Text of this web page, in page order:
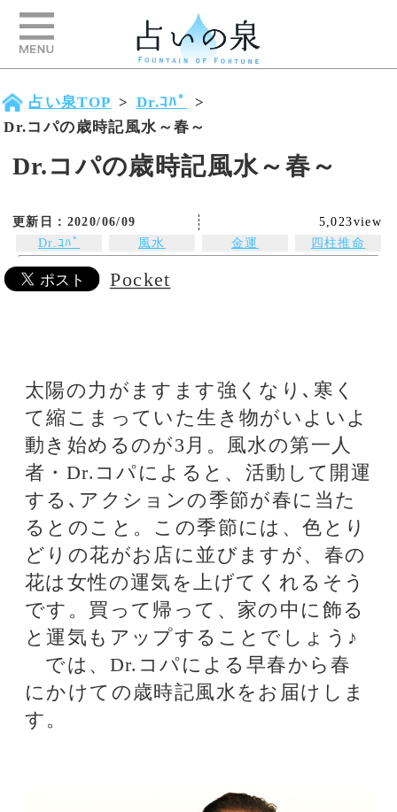
占い泉TOP > Dr.ｺﾊﾟ >
Dr.コパの歳時記風水～春～
Dr.コパの歳時記風水～春～
更新日：2020/06/09 5,023view
Dr.ｺﾊﾟ 風水 金運 四柱推命
Pocket
太陽の力がますます強くなり､寒く
どりの花がお店に並びますが、春の
花は女性の運気を上げてくれるそう
です。買って帰って、家の中に飾る
と運気もアップすることでしょう♪
では、Dr.コパによる早春から春
にかけての歳時記風水をお届けしま
す。